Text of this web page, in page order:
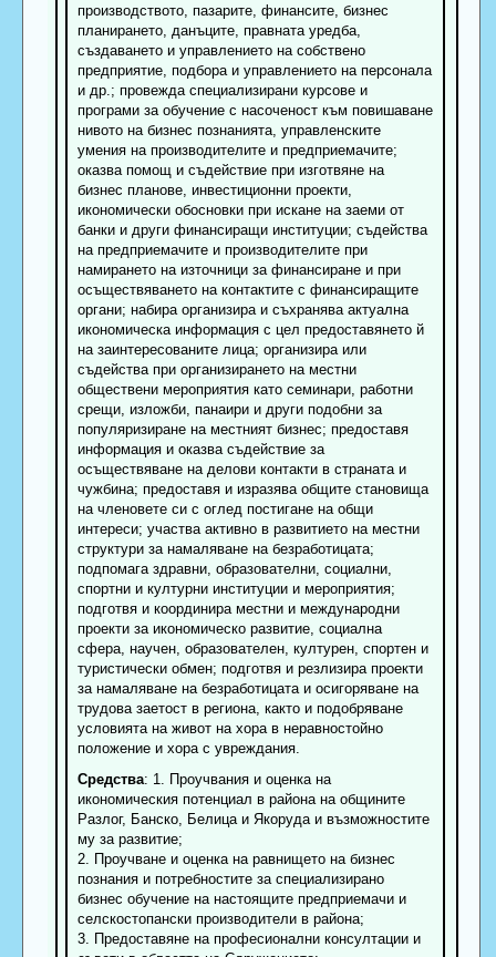
производството, пазарите, финансите, бизнес
планирането, данъците, правната уредба,
създаването и управлението на собствено
предприятие, подбора и управлението на персонала
и др.; провежда специализирани курсове и
програми за обучение с насоченост към повишаване
нивото на бизнес познанията, управленските
умения на производителите и предприемачите;
оказва помощ и съдействие при изготвяне на
бизнес планове, инвестиционни проекти,
икономически обосновки при искане на заеми от
банки и други финансиращи институции; съдейства
на предприемачите и производителите при
намирането на източници за финансиране и при
осъществяването на контактите с финансиращите
органи; набира организира и съхранява актуална
икономическа информация с цел предоставянето й
на заинтересованите лица; организира или
съдейства при организирането на местни
обществени мероприятия като семинари, работни
срещи, изложби, панаири и други подобни за
популяризиране на местният бизнес; предоставя
информация и оказва съдействие за
осъществяване на делови контакти в страната и
чужбина; предоставя и изразява общите становища
на членовете си с оглед постигане на общи
интереси; участва активно в развитието на местни
структури за намаляване на безработицата;
подпомага здравни, образователни, социални,
спортни и културни институции и мероприятия;
подготвя и координира местни и международни
проекти за икономическо развитие, социална
сфера, научен, образователен, културен, спортен и
туристически обмен; подготвя и резлизира проекти
за намаляване на безработицата и осигоряване на
трудова заетост в региона, както и подобряване
условията на живот на хора в неравностойно
положение и хора с увреждания.
Средства: 1. Проучвания и оценка на
икономическия потенциал в района на общините
Разлог, Банско, Белица и Якоруда и възможностите
му за развитие;
2. Проучване и оценка на равнището на бизнес
познания и потребностите за специализирано
бизнес обучение на настоящите предприемачи и
селскостопански производители в района;
3. Предоставяне на професионални консултации и